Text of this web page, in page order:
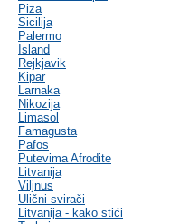
Piza
Sicilija
Palermo
Island
Rejkjavik
Kipar
Larnaka
Nikozija
Limasol
Famagusta
Pafos
Putevima Afrodite
Litvanija
Viljnus
Ulični svirači
Litvanija - kako stići